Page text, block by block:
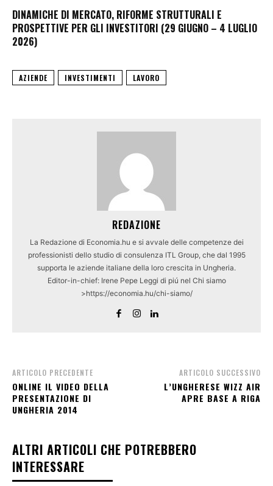
DINAMICHE DI MERCATO, RIFORME STRUTTURALI E
PROSPETTIVE PER GLI INVESTITORI (29 GIUGNO – 4 LUGLIO
2026)
AZIENDE INVESTIMENTI LAVORO
REDAZIONE
La Redazione di Economia.hu e si avvale delle competenze dei
professionisti dello studio di consulenza ITL Group, che dal 1995
supporta le aziende italiane della loro crescita in Ungheria.
Editor-in-chief: Irene Pepe Leggi di piú nel Chi siamo
>https://economia.hu/chi-siamo/
ARTICOLO PRECEDENTE
ONLINE IL VIDEO DELLA
PRESENTAZIONE DI
UNGHERIA 2014
ARTICOLO SUCCESSIVO
L’UNGHERESE WIZZ AIR
APRE BASE A RIGA
ALTRI ARTICOLI CHE POTREBBERO
INTERESSARE